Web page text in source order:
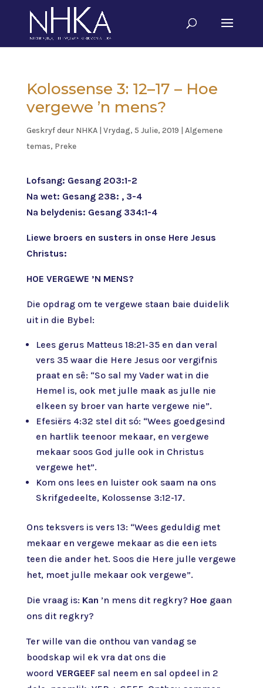
Kolossense 3: 12–17 – Hoe
vergewe ’n mens?
Geskryf deur NHKA| Vrydag, 5 Julie, 2019 | Algemene
temas, Preke
Lofsang: Gesang 203:1-2
Na wet: Gesang 238: , 3-4
Na belydenis: Gesang 334:1-4
Liewe broers en susters in onse Here Jesus
Christus:
HOE VERGEWE ’N MENS?
Die opdrag om te vergewe staan baie duidelik
uit in die Bybel:
Lees gerus Matteus 18:21-35 en dan veral
vers 35 waar die Here Jesus oor vergifnis
praat en sê: “So sal my Vader wat in die
Hemel is, ook met julle maak as julle nie
elkeen sy broer van harte vergewe nie”.
Efesiërs 4:32 stel dit só: “Wees goedgesind
en hartlik teenoor mekaar, en vergewe
mekaar soos God julle ook in Christus
vergewe het”.
Kom ons lees en luister ook saam na ons
Skrifgedeelte, Kolossense 3:12-17.
Ons teksvers is vers 13: “Wees geduldig met
mekaar en vergewe mekaar as die een iets
teen die ander het. Soos die Here julle vergewe
het, moet julle mekaar ook vergewe”.
Die vraag is: Kan ’n mens dit regkry? Hoe gaan
ons dit regkry?
Ter wille van die onthou van vandag se
boodskap wil ek vra dat ons die
woord VERGEEF sal neem en sal opdeel in 2